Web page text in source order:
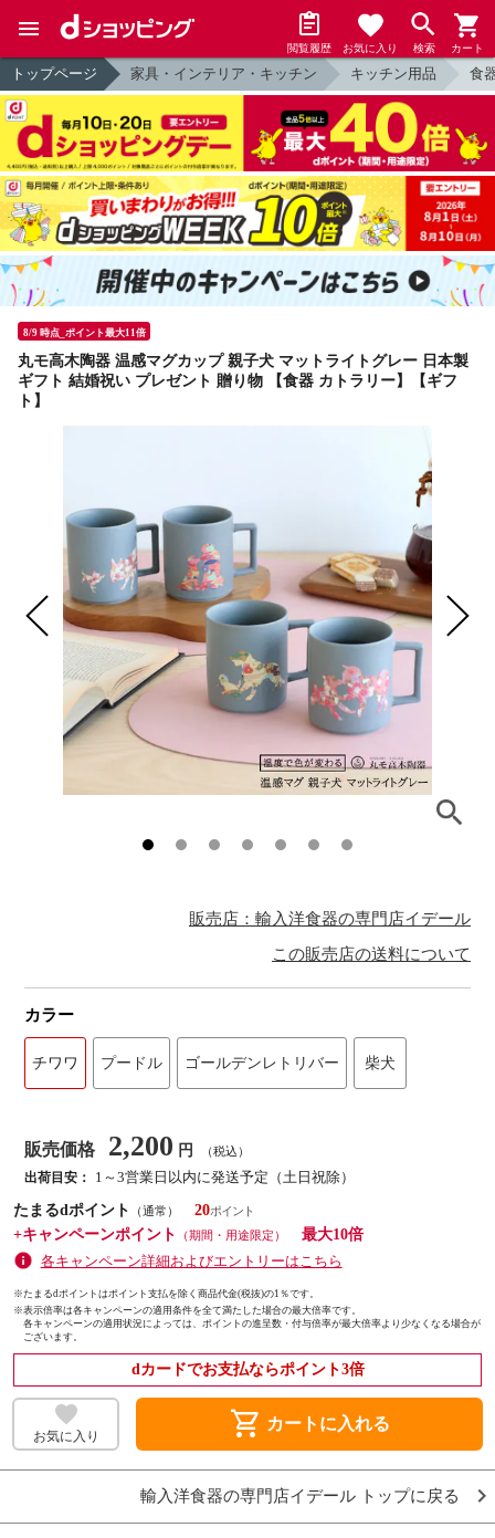
閲覧履歴 お気に入り 検索 カート
トップページ 家具・インテリア・キッチン キッチン用品 食
8/9 時点_ポイント最大11倍
丸モ高木陶器 温感マグカップ 親子犬 マットライトグレー 日本製
ギフト 結婚祝い プレゼント 贈り物 【食器 カトラリー】【ギフ
ト】
販売店：輸入洋食器の専門店イデール
この販売店の送料について
カラー
チワワ プードル ゴールデンレトリバー 柴犬
販売価格 2,200 円 （税込）
出荷目安：
1～3営業日以内に発送予定（土日祝除）
たまるdポイント
（通常）
20
+キャンペーンポイント
（期間・用途限定）
最大10倍
各キャンペーン詳細およびエントリーはこちら
※たまるdポイントはポイント支払を除く商品代金(税抜)の1％です。
※表示倍率は各キャンペーンの適用条件を全て満たした場合の最大倍率です。
各キャンペーンの適用状況によっては、ポイントの進呈数・付与倍率が最大倍率より少なくなる場合が
ございます。
dカードでお支払ならポイント3倍
お気に入り shopping_cart カートに入れる
輸入洋食器の専門店イデール トップに戻る